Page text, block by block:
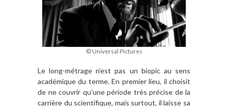
© Universal Pictures
Le long-métrage n’est pas un biopic au sens
académique du terme. En premier lieu, il choisit
de ne couvrir qu’une période très précise de la
carrière du scientifique, mais surtout, il laisse sa